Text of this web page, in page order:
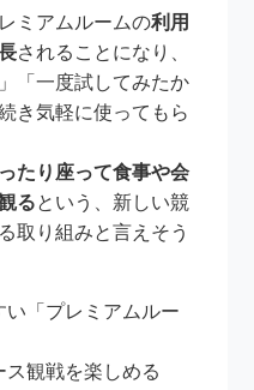
ミアムルームの利用
されることになり、
「一度試してみたか
き気軽に使ってもら
たり座って食事や会
るという、新しい競
取り組みと言えそう
「プレミアムルー
観戦を楽しめる